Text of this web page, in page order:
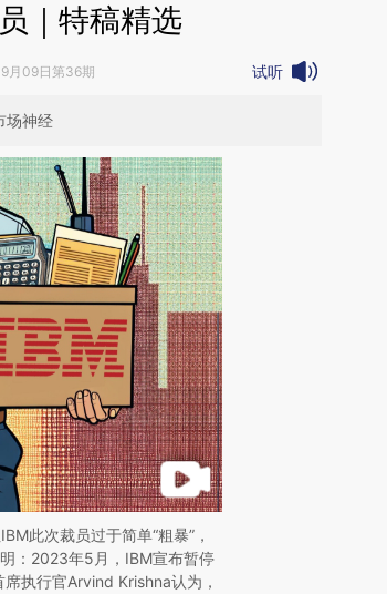
｜特稿精选
月09日第36期 试听
场神经
此次裁员过于简单“粗暴”，
：2023年5月，IBM宣布暂停
执行官Arvind Krishna认为，